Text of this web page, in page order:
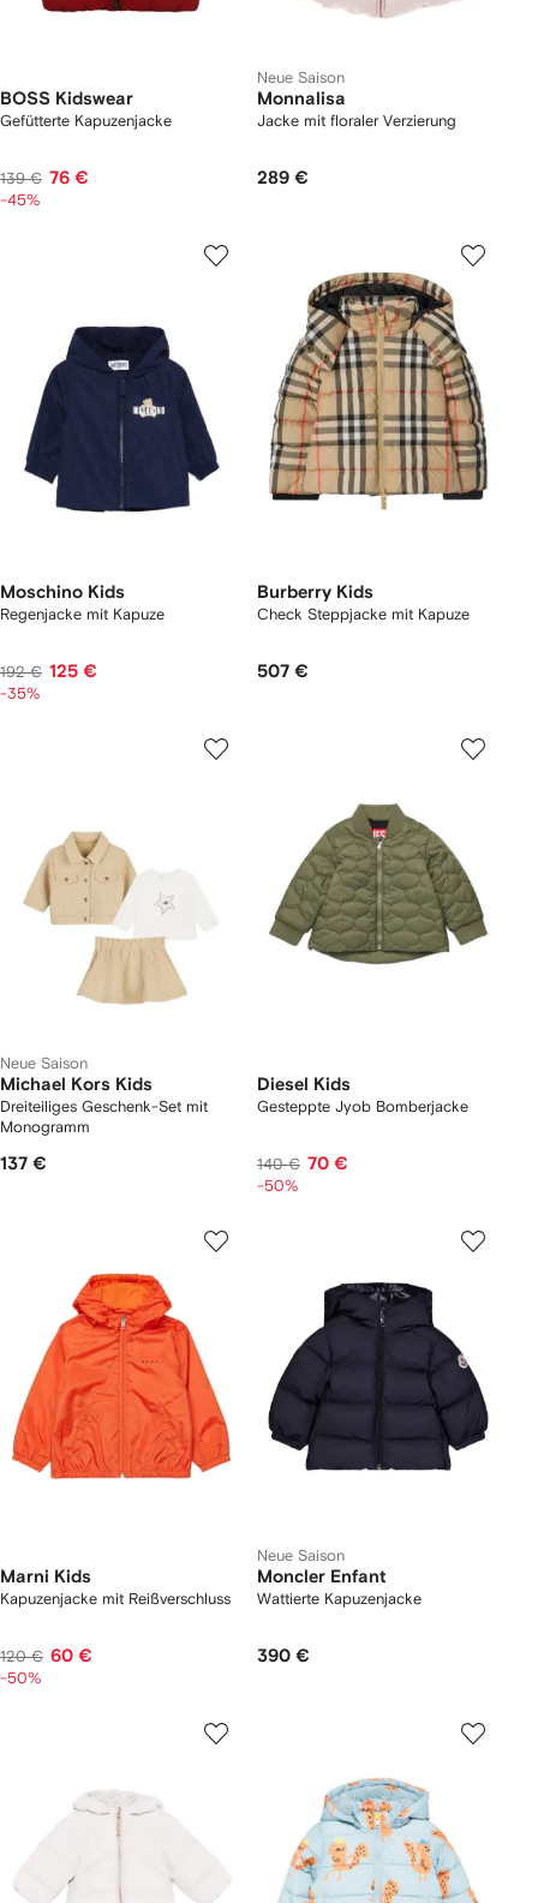
BOSS Kidswear
Gefütterte Kapuzenjacke
139 € 76 €
-45%
Neue Saison
Monnalisa
Jacke mit floraler Verzierung
289 €
Moschino Kids
Regenjacke mit Kapuze
192 € 125 €
-35%
Burberry Kids
Check Steppjacke mit Kapuze
507 €
Neue Saison
Michael Kors Kids
Dreiteiliges Geschenk-Set mit
Monogramm
137 €
Diesel Kids
Gesteppte Jyob Bomberjacke
140 € 70 €
-50%
Marni Kids
Kapuzenjacke mit Reißverschluss
120 € 60 €
-50%
Neue Saison
Moncler Enfant
Wattierte Kapuzenjacke
390 €